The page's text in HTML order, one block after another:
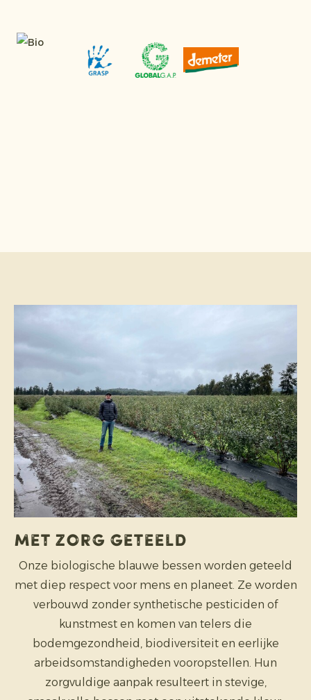
Met zorg geteeld
Onze biologische blauwe bessen worden geteeld
met diep respect voor mens en planeet. Ze worden
verbouwd zonder synthetische pesticiden of
kunstmest en komen van telers die
bodemgezondheid, biodiversiteit en eerlijke
arbeidsomstandigheden vooropstellen. Hun
zorgvuldige aanpak resulteert in stevige,